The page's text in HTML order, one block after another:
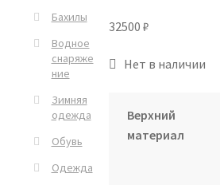
32500 ₽
Нет в наличии
Верхний
материал
Бахилы
Водное
снаряже
ние
Зимняя
одежда
Обувь
Одежда